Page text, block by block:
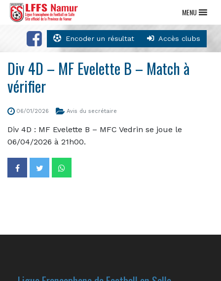
Encoder un résultat Accès clubs
MENU
Div 4D – MF Evelette B – Match à
vérifier
06/01/2026 Avis du secrétaire
Div 4D : MF Evelette B – MFC Vedrin se joue le
06/04/2026 à 21h00.